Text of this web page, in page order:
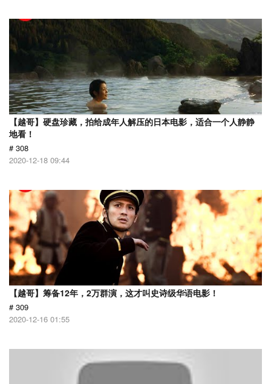
【越哥】硬盘珍藏，拍给成年人解压的日本电影，适合一个人静静
地看！
# 308
2020-12-18 09:44
【越哥】筹备12年，2万群演，这才叫史诗级华语电影！
# 309
2020-12-16 01:55